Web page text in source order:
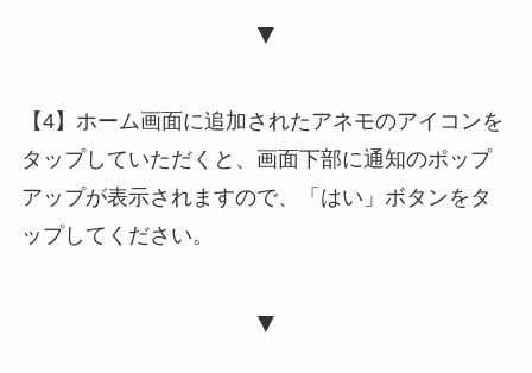
▼
【4】ホーム画面に追加されたアネモのアイコンを
タップしていただくと、画面下部に通知のポップ
アップが表示されますので、「はい」ボタンをタ
ップしてください。
▼